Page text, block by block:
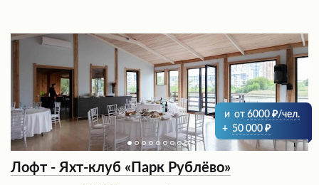
и от 6000
/чел.
+ 50 000
Лофт - Яхт-клуб «Парк Рублёво»